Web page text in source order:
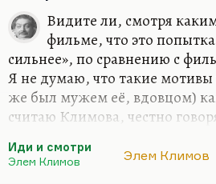
Видите ли, смотря
фильме, что это
сильнее», по сравнению с
Я не думаю, что такие
же был мужем её, вдовцом)
считаю Климова, честно
более великий фильм
Иди и смотри
Элем Климов
Элем Климов